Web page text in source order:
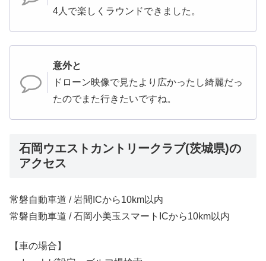
4人で楽しくラウンドできました。
意外と
ドローン映像で見たより広かったし綺麗だっ
たのでまた行きたいですね。
石岡ウエストカントリークラブ(茨城県)の
アクセス
常磐自動車道 / 岩間ICから10km以内
常磐自動車道 / 石岡小美玉スマートICから10km以内
【車の場合】